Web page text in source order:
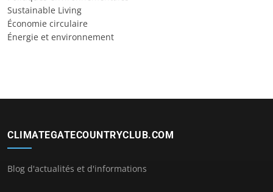
Sustainable Living
Économie circulaire
Énergie et environnement
CLIMATEGATECOUNTRYCLUB.COM
Blog d'actualités et d'informations